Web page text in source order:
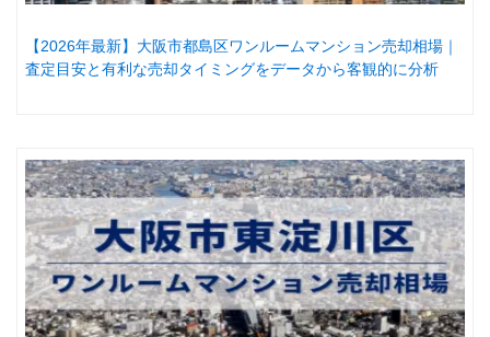
【2026年最新】大阪市都島区ワンルームマンション売却相場｜
査定目安と有利な売却タイミングをデータから客観的に分析